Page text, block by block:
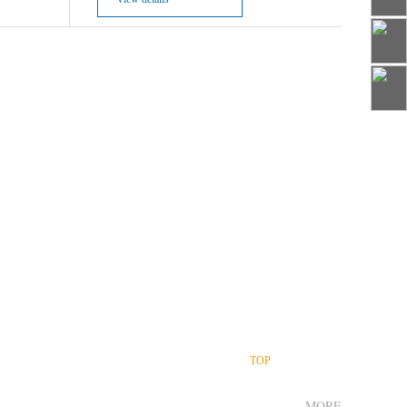
TOP